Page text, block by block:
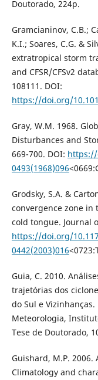
Doutorado, 224p.
Gramcianinov, C.B.;
K.I.; Soares, C.G. &
extratropical storm
and CFSR/CFSv2
108111. DOI:
https://doi.org/
Gray, W.M. 1968.
Disturbances and
669-700. DOI: https://
0493(1968)096
Grodsky, S.A. &
convergence zone
cold tongue. Journal
https://doi.org/
0442(2003)016
Guia, C. 2010.
trajetórias dos
do Sul e
Meteorologia,
Tese de Doutorado,
Guishard, M.P.
Climatology and